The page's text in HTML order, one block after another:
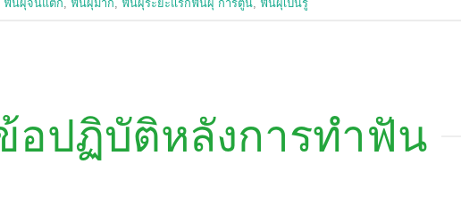
ฟันผุจนแตก, ฟันผุมาก, ฟันผุระยะแรกฟันผุ การ์ตูน, ฟันผุเป็นรู
อปฏิบัติหลังการทำฟัน